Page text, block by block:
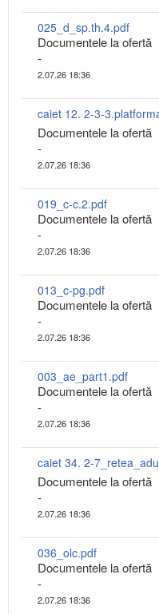
025_d_sp.th.4.pdf
Documentele la ofertă
-
2.07.26 18:36
Documentele la ofertă
-
2.07.26 18:36
019_c-c.2.pdf
Documentele la ofertă
-
2.07.26 18:36
013_c-pg.pdf
Documentele la ofertă
-
2.07.26 18:36
003_ae_part1.pdf
Documentele la ofertă
-
2.07.26 18:36
Documentele la ofertă
-
2.07.26 18:36
036_olc.pdf
Documentele la ofertă
-
2.07.26 18:36